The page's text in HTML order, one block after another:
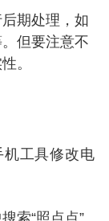
期处理，如
但要注意不
。
工具修改电
索“照点点”